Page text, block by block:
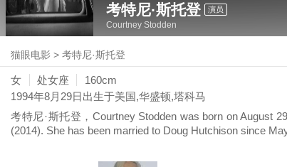
考特尼·斯托登 演员
Courtney Stodden
猫眼电影 >考特尼·斯托登
女 处女座
160cm
1994年8月29日 出生于美国,华盛顿,塔科马
考特尼·斯托登，Courtney Stodden was born on August
(2014). She has been married to Doug Hutchison since